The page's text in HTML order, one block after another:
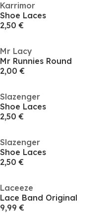
Karrimor
Shoe Laces
2,50 €
Mr Lacy
Mr Runnies Round
2,00 €
Slazenger
Shoe Laces
2,50 €
Slazenger
Shoe Laces
2,50 €
Laceeze
Lace Band Original
9,99 €